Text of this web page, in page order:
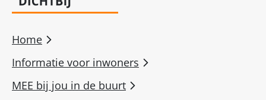
Home
Informatie voor inwoners
MEE bij jou in de buurt